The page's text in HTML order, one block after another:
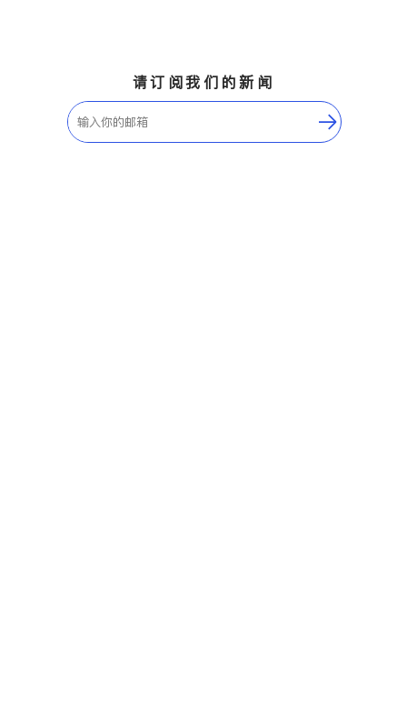
请订阅我们的新闻